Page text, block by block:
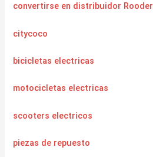
convertirse en distribuidor Rooder
citycoco
bicicletas electricas
motocicletas electricas
scooters electricos
piezas de repuesto